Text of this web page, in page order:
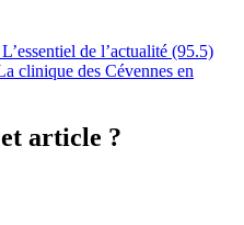
de l’actualité (95.5)
clinique des Cévennes en
article ?